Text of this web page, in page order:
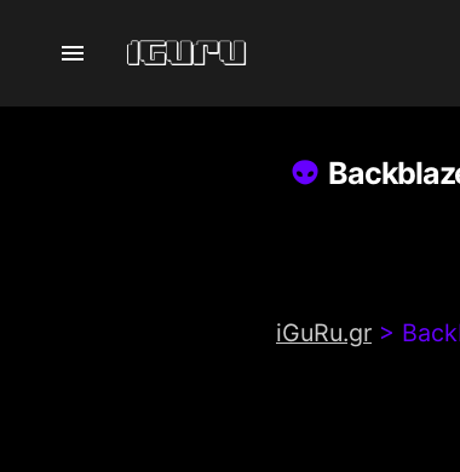
iGuRu.gr >